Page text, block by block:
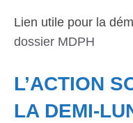
Lien utile pour la
dossier MDPH
L’ACTION
LA DEMI-